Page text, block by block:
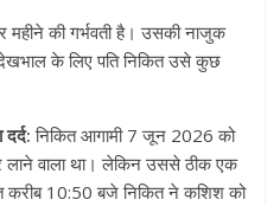
महीने की गर्भवती है। उसकी नाजुक
के लिए पति निकित उसे कुछ
निकित आगामी 7 जून 2026 को
लाने वाला था। लेकिन उससे ठीक एक
करीब 10:50 बजे निकित ने कशिश को